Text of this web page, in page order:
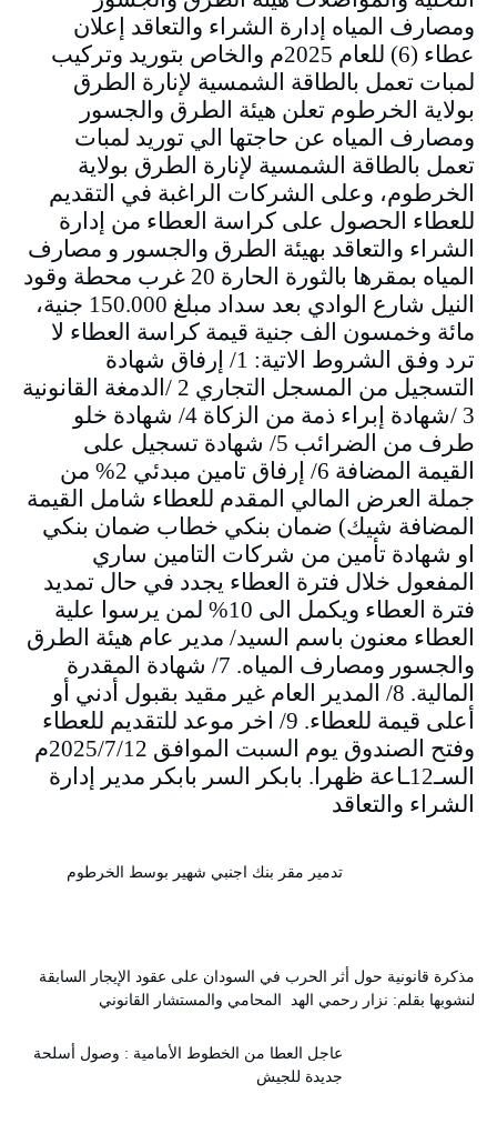
ومصارف المياه إدارة الشراء والتعاقد إعلان
عطاء (6) للعام 2025م والخاص بتوريد وتركيب
لمبات تعمل بالطاقة الشمسية لإنارة الطرق
بولاية الخرطوم تعلن هيئة الطرق والجسور
ومصارف المياه عن حاجتها الي توريد لمبات
تعمل بالطاقة الشمسية لإنارة الطرق بولاية
الخرطوم، وعلى الشركات الراغبة في التقديم
للعطاء الحصول على كراسة العطاء من إدارة
الشراء والتعاقد بهيئة الطرق والجسور و مصارف
المياه بمقرها بالثورة الحارة 20 غرب محطة وقود
النيل شارع الوادي بعد سداد مبلغ 150.000 جنية،
مائة وخمسون الف جنية قيمة كراسة العطاء لا
ترد وفق الشروط الاتية: 1/ إرفاق شهادة
التسجيل من المسجل التجاري 2 /الدمغة القانونية
3 /شهادة إبراء ذمة من الزكاة 4/ شهادة خلو
طرف من الضرائب 5/ شهادة تسجيل على
القيمة المضافة 6/ إرفاق تامين مبدئي 2% من
جملة العرض المالي المقدم للعطاء شامل القيمة
المضافة شيك) ضمان بنكي خطاب ضمان بنكي
او شهادة تأمين من شركات التامين ساري
المفعول خلال فترة العطاء يجدد في حال تمديد
فترة العطاء ويكمل الى 10% لمن يرسوا علية
العطاء معنون باسم السيد/ مدير عام هيئة الطرق
والجسور ومصارف المياه. 7/ شهادة المقدرة
المالية. 8/ المدير العام غير مقيد بقبول أدني أو
أعلى قيمة للعطاء. 9/ اخر موعد للتقديم للعطاء
وفتح الصندوق يوم السبت الموافق 2025/7/12م
السـ12ـاعة ظهرا. بابكر السر بابكر مدير إدارة
الشراء والتعاقد
تدمير مقر بنك اجنبي شهير بوسط الخرطوم
مذكرة قانونية حول أثر الحرب في السودان على عقود الإيجار السابقة
لنشوبها بقلم: نزار رحمي الهد المحامي والمستشار القانوني
عاجل العطا من الخطوط الأمامية : وصول أسلحة
جديدة للجيش